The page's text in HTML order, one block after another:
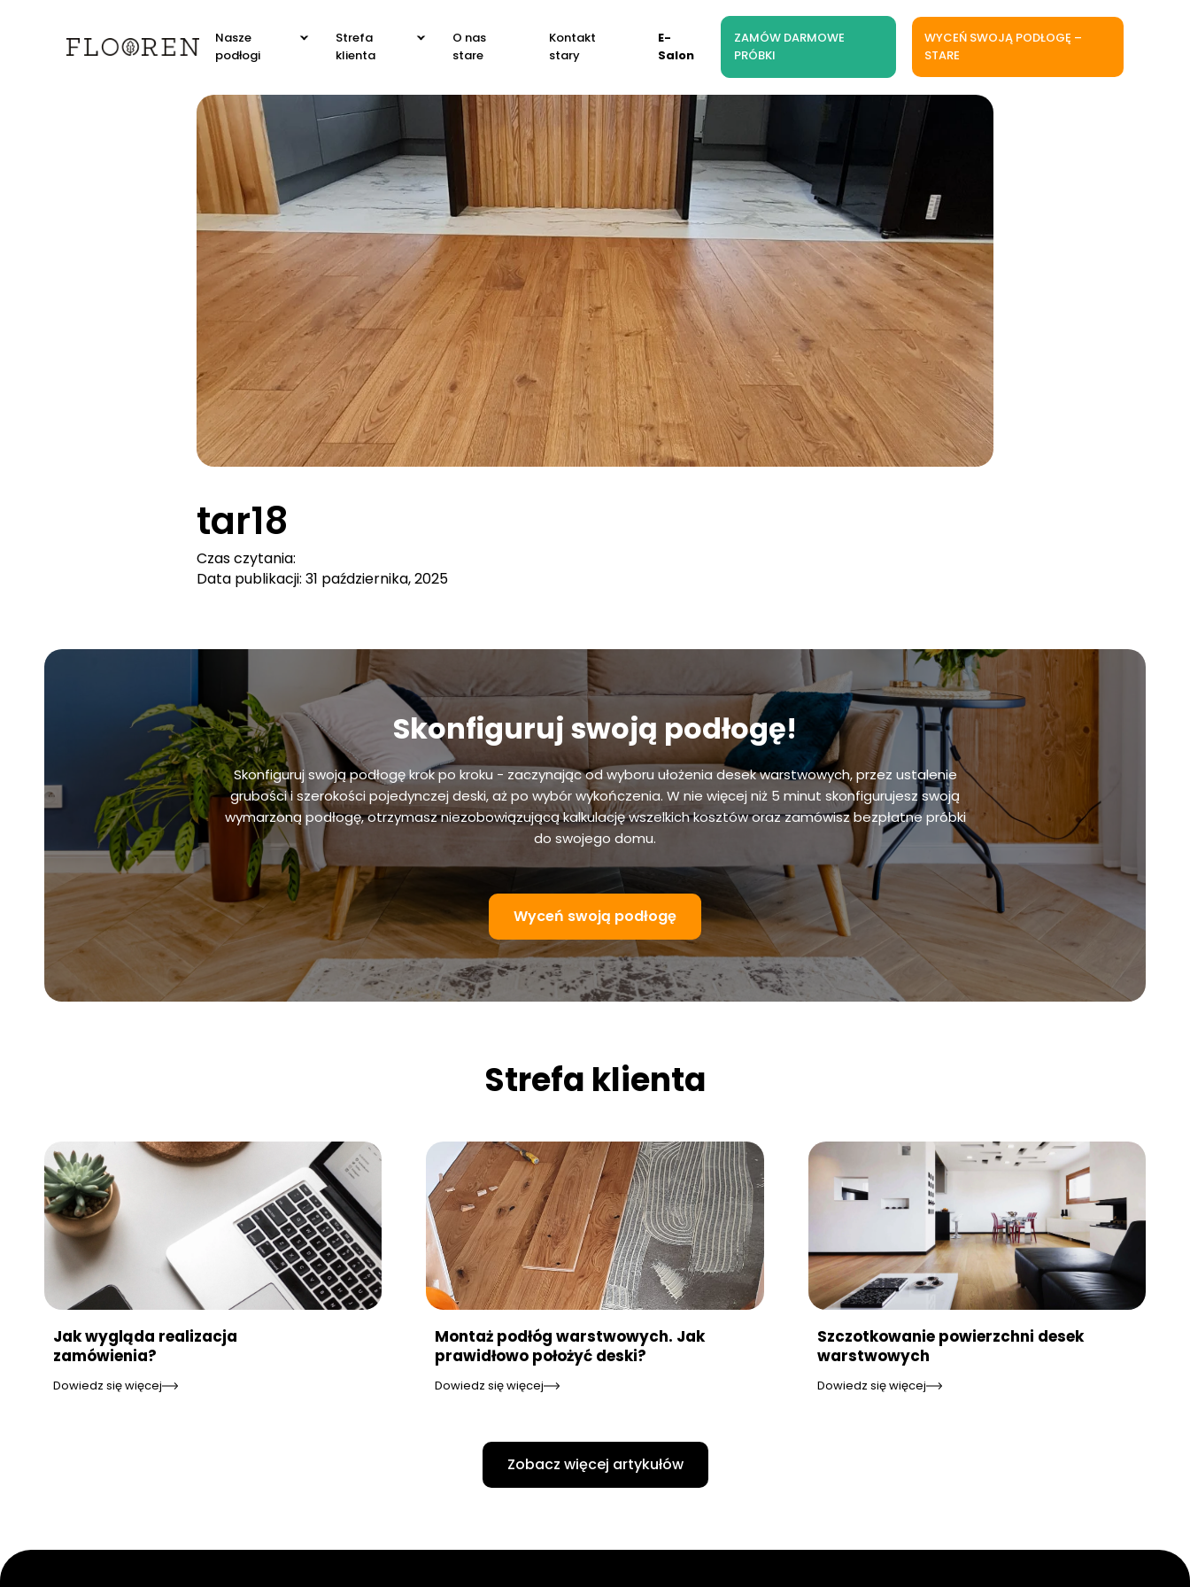
Nasze
podłogi
Strefa
klienta
O nas
stare
Kontakt
stary
E-
Salon
ZAMÓW DARMOWE
PRÓBKI
WYCEŃ SWOJĄ PODŁOGĘ –
STARE
tar18
Czas czytania:
Data publikacji: 31 października, 2025
Skonfiguruj swoją podłogę!
Skonfiguruj swoją podłogę krok po kroku - zaczynając od wyboru ułożenia desek warstwowych, przez ustalenie
grubości i szerokości pojedynczej deski, aż po wybór wykończenia. W nie więcej niż 5 minut skonfigurujesz swoją
wymarzoną podłogę, otrzymasz niezobowiązującą kalkulację wszelkich kosztów oraz zamówisz bezpłatne próbki
do swojego domu.
Wyceń swoją podłogę
Strefa klienta
Jak wygląda realizacja
zamówienia?
Dowiedz się więcej
Montaż podłóg warstwowych. Jak
prawidłowo położyć deski?
Dowiedz się więcej
Szczotkowanie powierzchni desek
warstwowych
Dowiedz się więcej
Zobacz więcej artykułów